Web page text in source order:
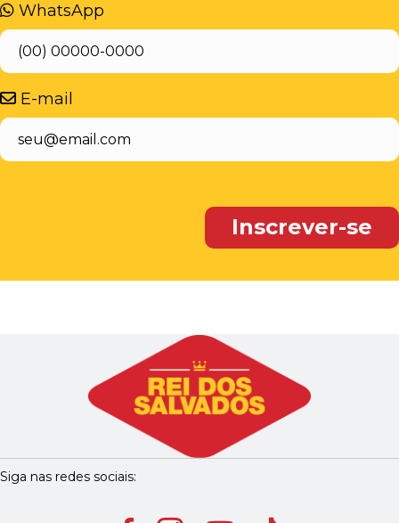
WhatsApp
E-mail
Siga nas redes sociais: